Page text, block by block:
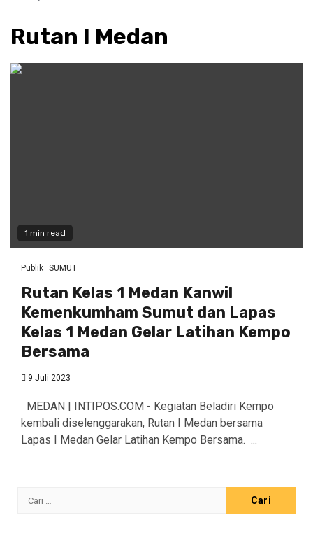
Rutan I Medan
1 min read
Publik SUMUT
Rutan Kelas 1 Medan Kanwil
Kemenkumham Sumut dan Lapas
Kelas 1 Medan Gelar Latihan Kempo
Bersama
9 Juli 2023
MEDAN | INTIPOS.COM - Kegiatan Beladiri Kempo
kembali diselenggarakan, Rutan I Medan bersama
Lapas I Medan Gelar Latihan Kempo Bersama. ...
Cari